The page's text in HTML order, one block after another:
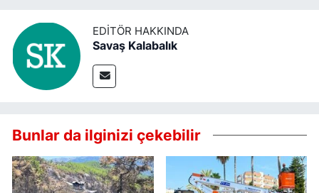
EDITÖR HAKKINDA
Savaş Kalabalık
Bunlar da ilginizi çekebilir